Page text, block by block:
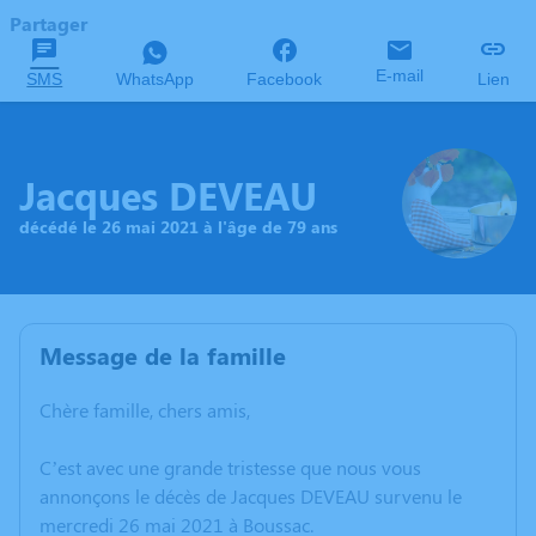
Partager
SMS WhatsApp Facebook E-mail Lien
Jacques DEVEAU
décédé le 26 mai 2021 à l'âge de 79 ans
Message de la famille
Chère famille, chers amis,
C’est avec une grande tristesse que nous vous
annonçons le décès de Jacques DEVEAU survenu le
mercredi 26 mai 2021 à Boussac.